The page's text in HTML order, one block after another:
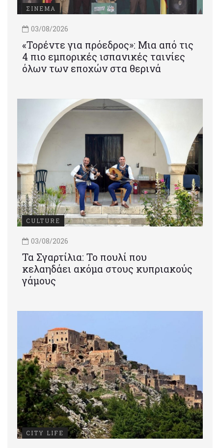
ΣΙΝΕΜΑ
03/08/2026
«Τορέντε για πρόεδρος»: Mια από τις
4 πιο εμπορικές ισπανικές ταινίες
όλων των εποχών στα θερινά
CULTURE
03/08/2026
Τα Σγαρτίλια: Το πουλί που
κελαηδάει ακόμα στους κυπριακούς
γάμους
CITY LIFE